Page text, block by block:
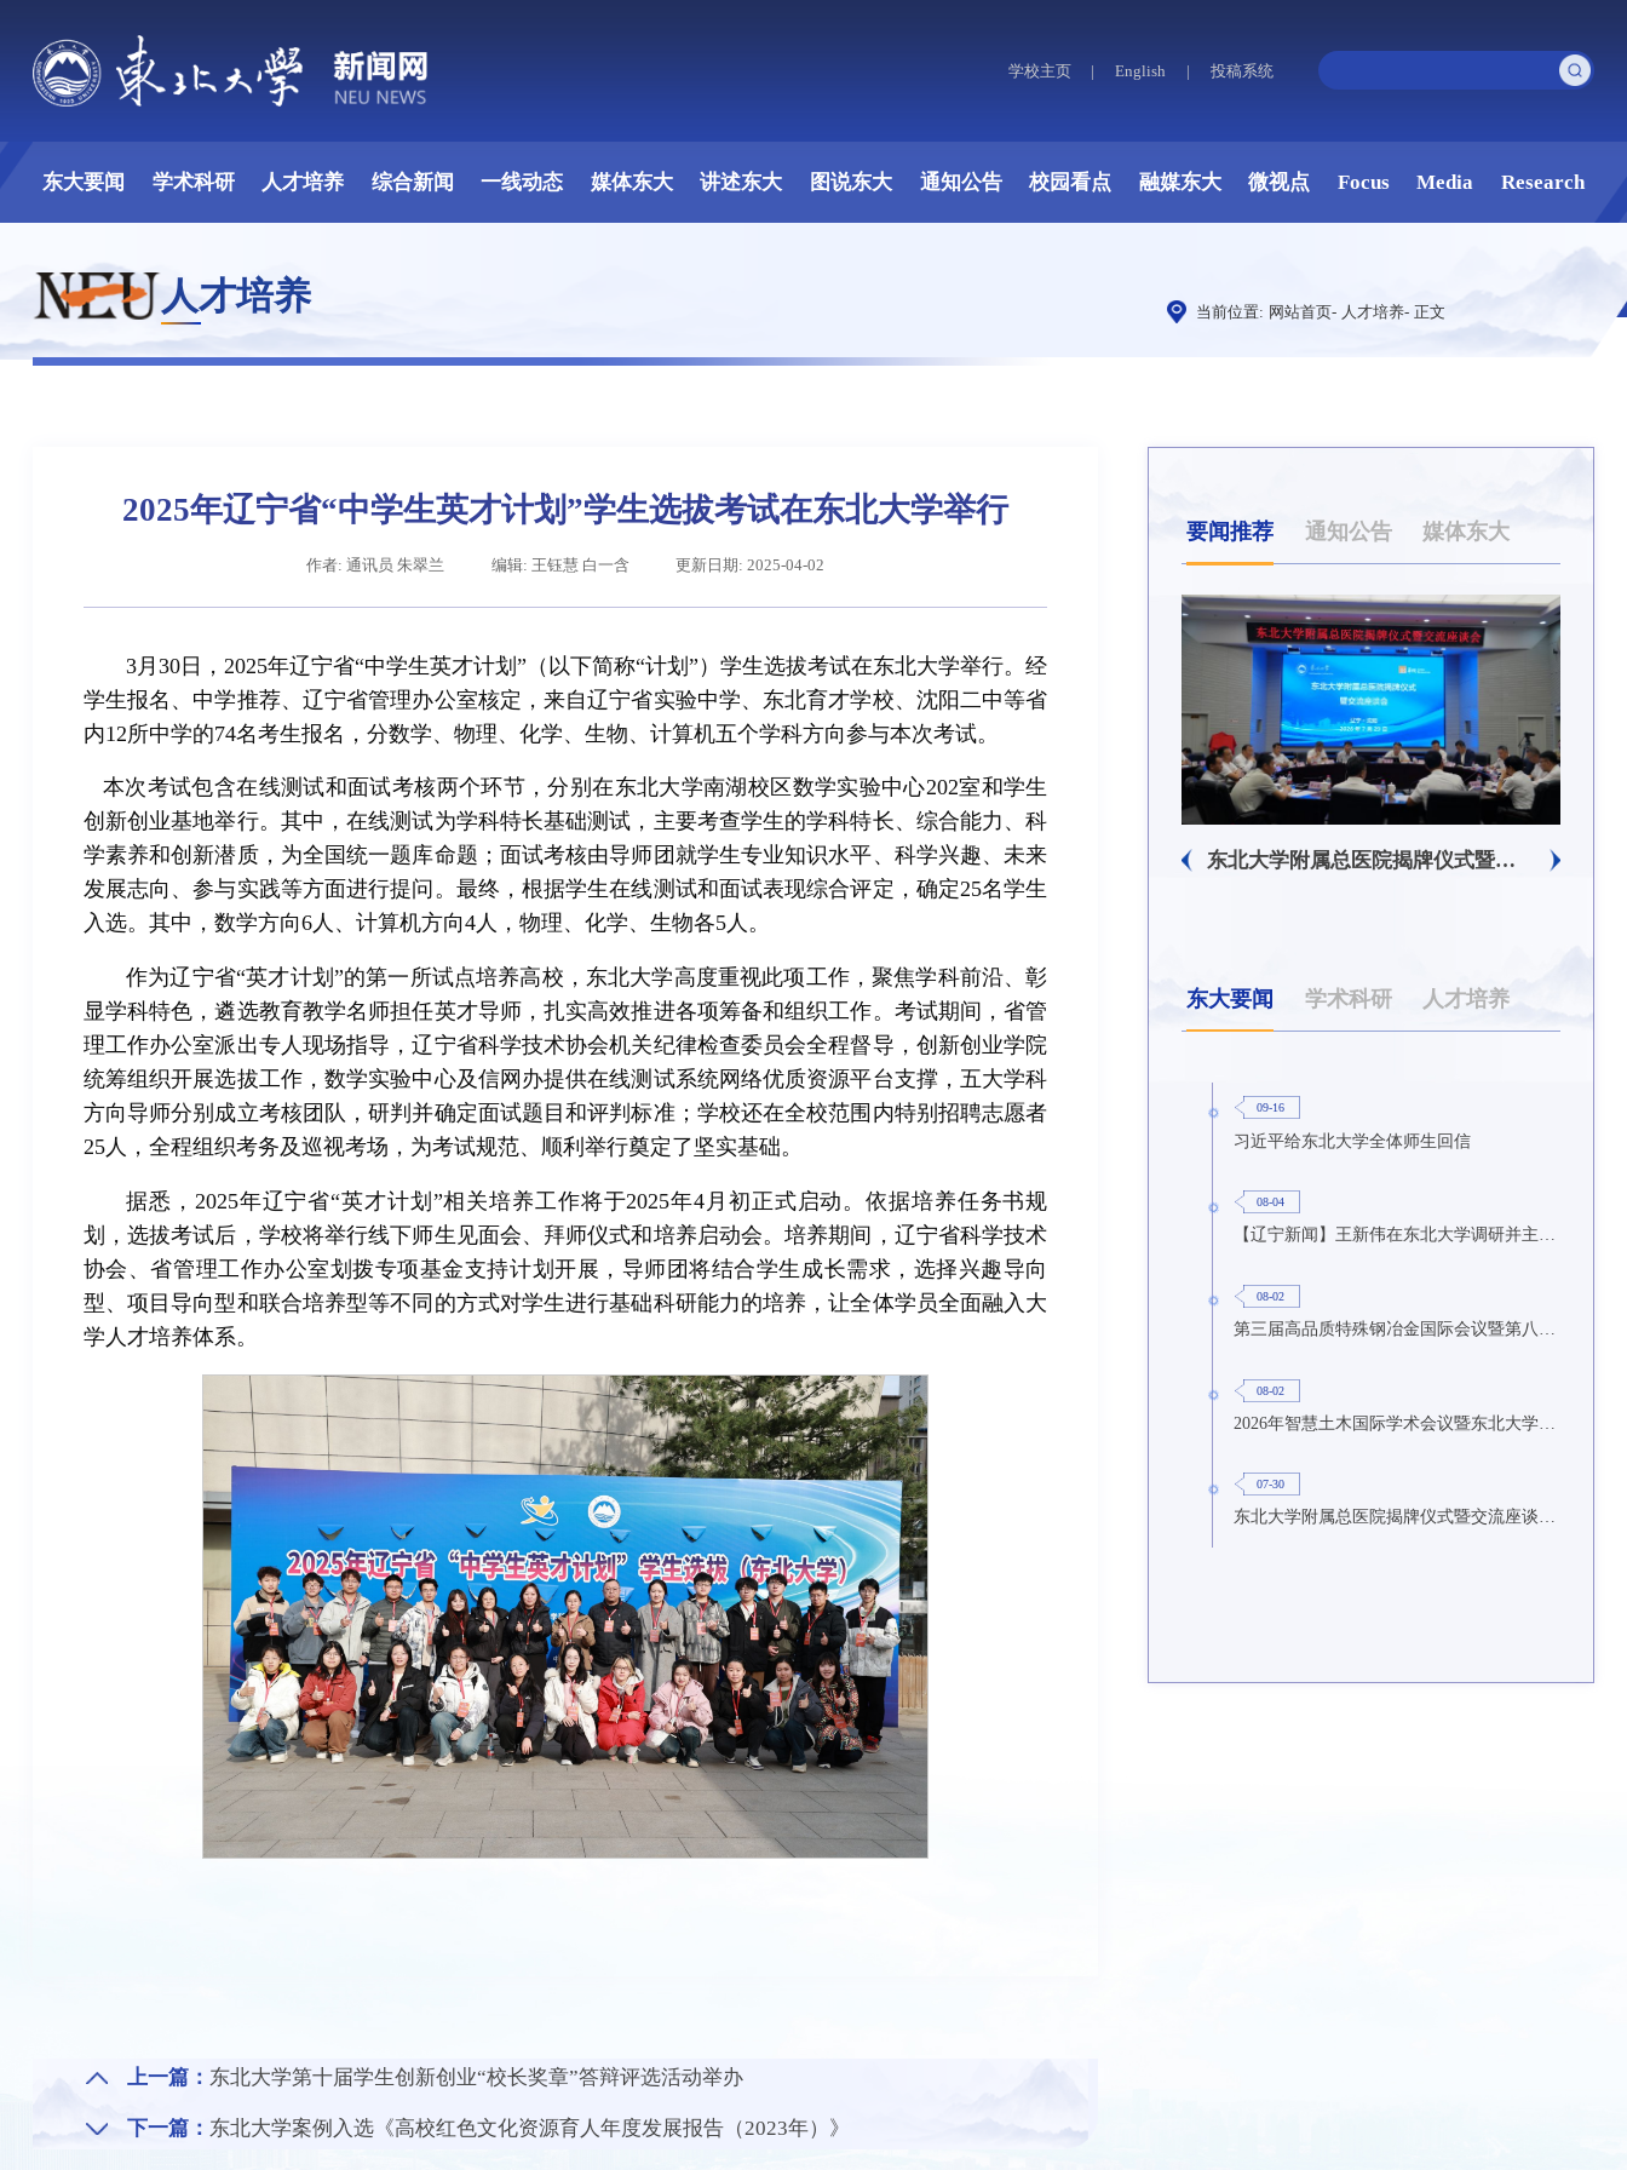
学校主页 | English | 投稿系统
东大要闻 学术科研 人才培养 综合新闻 一线动态 媒体东大 讲述东大 图说东大 通知公告 校园看点 融媒东大 微视点 Focus Media Research
人才培养 当前位置: 网站首页- 人才培养- 正文
2025年辽宁省“中学生英才计划”学生选拔考试在东北大学举行
作者: 通讯员 朱翠兰 编辑: 王钰慧 白一含 更新日期: 2025-04-02
3月30日，2025年辽宁省“中学生英才计划”（以下简称“计划”）学生选拔考试在东北大学举行。经
学生报名、中学推荐、辽宁省管理办公室核定，来自辽宁省实验中学、东北育才学校、沈阳二中等省
内12所中学的74名考生报名，分数学、物理、化学、生物、计算机五个学科方向参与本次考试。
本次考试包含在线测试和面试考核两个环节，分别在东北大学南湖校区数学实验中心202室和学生
创新创业基地举行。其中，在线测试为学科特长基础测试，主要考查学生的学科特长、综合能力、科
学素养和创新潜质，为全国统一题库命题；面试考核由导师团就学生专业知识水平、科学兴趣、未来
发展志向、参与实践等方面进行提问。最终，根据学生在线测试和面试表现综合评定，确定25名学生
入选。其中，数学方向6人、计算机方向4人，物理、化学、生物各5人。
作为辽宁省“英才计划”的第一所试点培养高校，东北大学高度重视此项工作，聚焦学科前沿、彰
显学科特色，遴选教育教学名师担任英才导师，扎实高效推进各项筹备和组织工作。考试期间，省管
理工作办公室派出专人现场指导，辽宁省科学技术协会机关纪律检查委员会全程督导，创新创业学院
统筹组织开展选拔工作，数学实验中心及信网办提供在线测试系统网络优质资源平台支撑，五大学科
方向导师分别成立考核团队，研判并确定面试题目和评判标准；学校还在全校范围内特别招聘志愿者
25人，全程组织考务及巡视考场，为考试规范、顺利举行奠定了坚实基础。
据悉，2025年辽宁省“英才计划”相关培养工作将于2025年4月初正式启动。依据培养任务书规
划，选拔考试后，学校将举行线下师生见面会、拜师仪式和培养启动会。培养期间，辽宁省科学技术
协会、省管理工作办公室划拨专项基金支持计划开展，导师团将结合学生成长需求，选择兴趣导向
型、项目导向型和联合培养型等不同的方式对学生进行基础科研能力的培养，让全体学员全面融入大
学人才培养体系。
上一篇： 东北大学第十届学生创新创业“校长奖章”答辩评选活动举办
下一篇： 东北大学案例入选《高校红色文化资源育人年度发展报告（2023年）》
要闻推荐 通知公告 媒体东大
辽宁省卓越工程师培养联合体在东北大学成立 习近平给东北大学全体师生回信 东北大学附属总医院揭牌仪式暨交流座谈会举行
东大要闻 学术科研 人才培养
09-16
习近平给东北大学全体师生回信
08-04
【辽宁新闻】王新伟在东北大学调研并主持召开座谈会
08-02
08-02
07-30
东北大学附属总医院揭牌仪式暨交流座谈会举行